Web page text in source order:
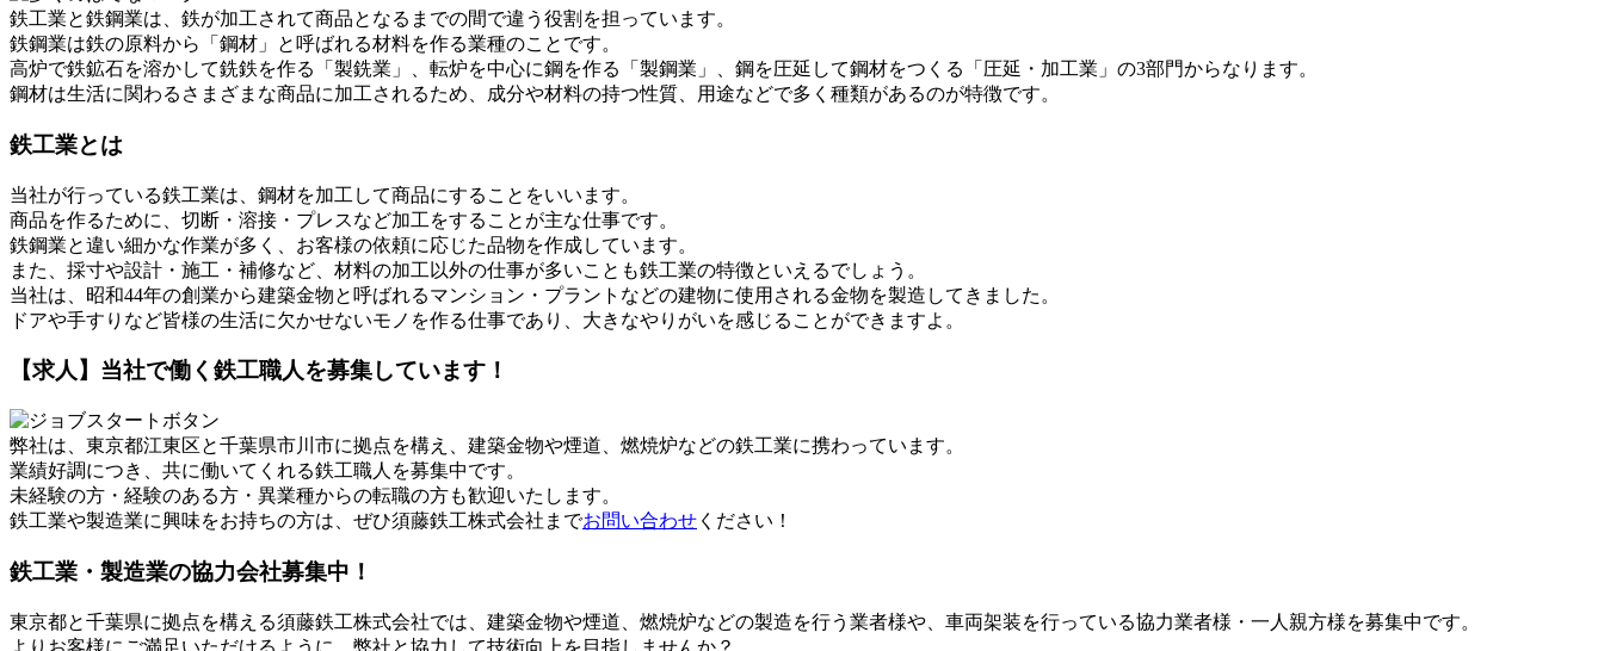
鉄工業と鉄鋼業は、鉄が加工されて商品となるまでの間で違う役割を担っています。
鉄鋼業は鉄の原料から「鋼材」と呼ばれる材料を作る業種のことです。
高炉で鉄鉱石を溶かして銑鉄を作る「製銑業」、転炉を中心に鋼を作る「製鋼業」、鋼を圧延して鋼材をつくる「圧延・加工業」の3部門からなります。
鋼材は生活に関わるさまざまな商品に加工されるため、成分や材料の持つ性質、用途などで多く種類があるのが特徴です。
鉄工業とは
当社が行っている鉄工業は、鋼材を加工して商品にすることをいいます。
商品を作るために、切断・溶接・プレスなど加工をすることが主な仕事です。
鉄鋼業と違い細かな作業が多く、お客様の依頼に応じた品物を作成しています。
また、採寸や設計・施工・補修など、材料の加工以外の仕事が多いことも鉄工業の特徴といえるでしょう。
当社は、昭和44年の創業から建築金物と呼ばれるマンション・プラントなどの建物に使用される金物を製造してきました。
ドアや手すりなど皆様の生活に欠かせないモノを作る仕事であり、大きなやりがいを感じることができますよ。
【求人】当社で働く鉄工職人を募集しています！
弊社は、東京都江東区と千葉県市川市に拠点を構え、建築金物や煙道、燃焼炉などの鉄工業に携わっています。
業績好調につき、共に働いてくれる鉄工職人を募集中です。
未経験の方・経験のある方・異業種からの転職の方も歓迎いたします。
鉄工業や製造業に興味をお持ちの方は、ぜひ須藤鉄工株式会社までお問い合わせ ください！
鉄工業・製造業の協力会社募集中！
東京都と千葉県に拠点を構える須藤鉄工株式会社では、建築金物や煙道、燃焼炉などの製造を行う業者様や、車両架装を行っている協力業者様・一人親方様を募集中です。
よりお客様にご満足いただけるように、弊社と協力して技術向上を目指しませんか？